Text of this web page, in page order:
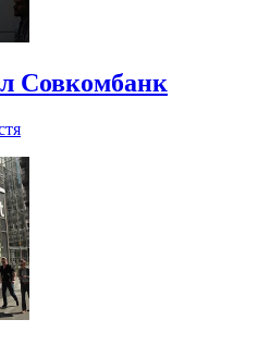
Совкомбанк